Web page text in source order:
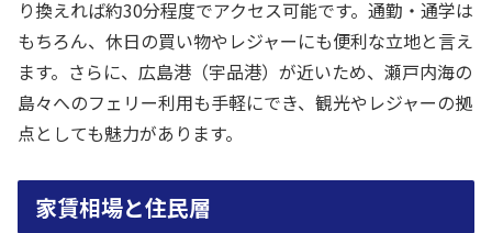
り換えれば約30分程度でアクセス可能です。通勤・通学は
もちろん、休日の買い物やレジャーにも便利な立地と言え
ます。さらに、広島港（宇品港）が近いため、瀬戸内海の
島々へのフェリー利用も手軽にでき、観光やレジャーの拠
点としても魅力があります。
家賃相場と住民層